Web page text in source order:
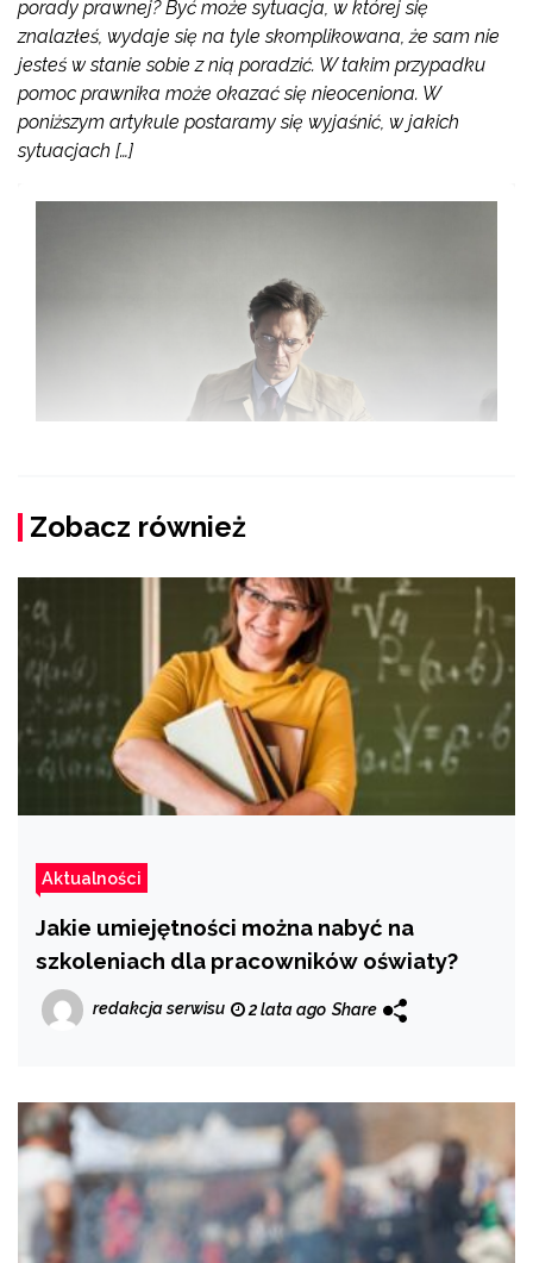
porady prawnej? Być może sytuacja, w której się
znalazłeś, wydaje się na tyle skomplikowana, że sam nie
jesteś w stanie sobie z nią poradzić. W takim przypadku
pomoc prawnika może okazać się nieoceniona. W
poniższym artykule postaramy się wyjaśnić, w jakich
sytuacjach […]
Zobacz również
Aktualności
Jakie umiejętności można nabyć na
szkoleniach dla pracowników oświaty?
redakcja serwisu 2 lata ago Share